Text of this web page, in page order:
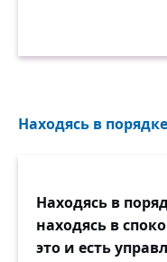
Находясь в
Находясь в
находясь в
это и есть